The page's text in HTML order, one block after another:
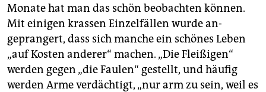
Monate hat man das schön beobachten können.
Mit einigen ­krassen Einzelfällen wurde an­
geprangert, dass sich manche ein schönes Leben
„auf Kosten anderer“ machen. „Die Fleißigen“
werden gegen „die Faulen“ gestellt, und häufig
werden Arme verdächtigt, „nur arm zu sein, weil es